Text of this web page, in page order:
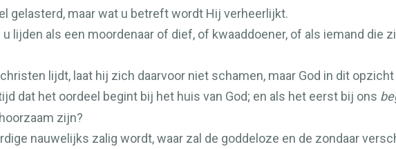
gelasterd, maar wat u betreft wordt Hij verheerlijkt.
u lijden als een moordenaar of dief, of kwaaddoener, of als iemand die
lijdt, laat hij zich daarvoor niet schamen, maar God in dit
dat het oordeel begint bij het huis van God; en als het eerst bij ons
zijn?
nauwelijks zalig wordt, waar zal de goddeloze en de zondaar